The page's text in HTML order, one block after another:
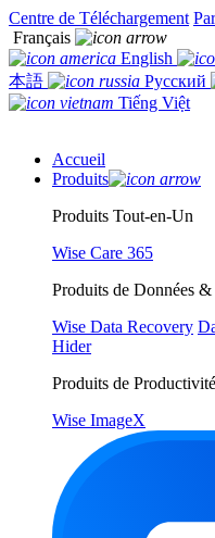
Centre de Téléchargement
Français
English
本語
Русский
Tiếng Việt
Accueil
Produits
Produits Tout-en-Un
Wise Care 365
Produits de Données &
Wise Data Recovery
Hider
Produits de Productivité
Wise ImageX